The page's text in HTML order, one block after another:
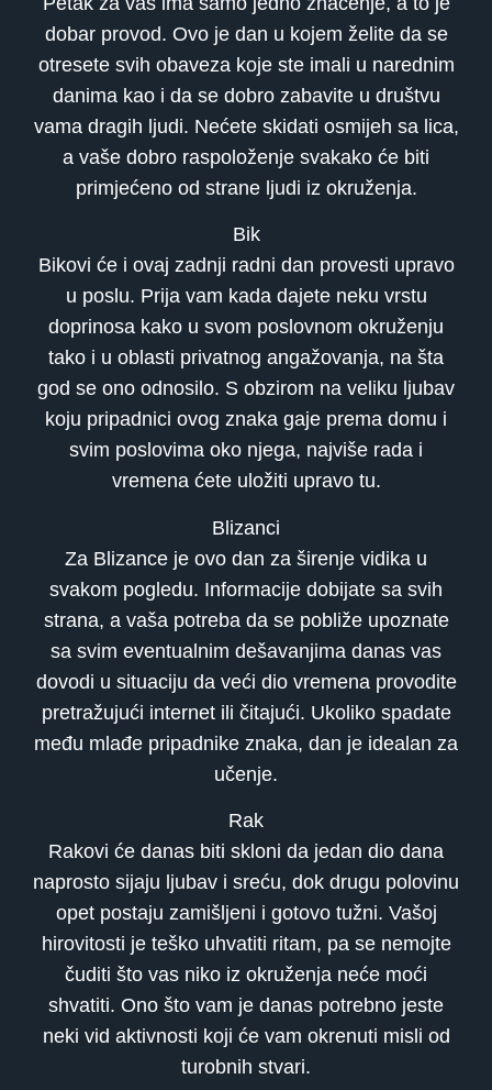
dobar provod. Ovo je dan u kojem želite da se
otresete svih obaveza koje ste imali u narednim
danima kao i da se dobro zabavite u društvu
vama dragih ljudi. Nećete skidati osmijeh sa lica,
a vaše dobro raspoloženje svakako će biti
primjećeno od strane ljudi iz okruženja.
Bik
Bikovi će i ovaj zadnji radni dan provesti upravo
u poslu. Prija vam kada dajete neku vrstu
doprinosa kako u svom poslovnom okruženju
tako i u oblasti privatnog angažovanja, na šta
god se ono odnosilo. S obzirom na veliku ljubav
koju pripadnici ovog znaka gaje prema domu i
svim poslovima oko njega, najviše rada i
vremena ćete uložiti upravo tu.
Blizanci
Za Blizance je ovo dan za širenje vidika u
svakom pogledu. Informacije dobijate sa svih
strana, a vaša potreba da se pobliže upoznate
sa svim eventualnim dešavanjima danas vas
dovodi u situaciju da veći dio vremena provodite
pretražujući internet ili čitajući. Ukoliko spadate
među mlađe pripadnike znaka, dan je idealan za
učenje.
Rak
Rakovi će danas biti skloni da jedan dio dana
naprosto sijaju ljubav i sreću, dok drugu polovinu
opet postaju zamišljeni i gotovo tužni. Vašoj
hirovitosti je teško uhvatiti ritam, pa se nemojte
čuditi što vas niko iz okruženja neće moći
shvatiti. Ono što vam je danas potrebno jeste
neki vid aktivnosti koji će vam okrenuti misli od
turobnih stvari.